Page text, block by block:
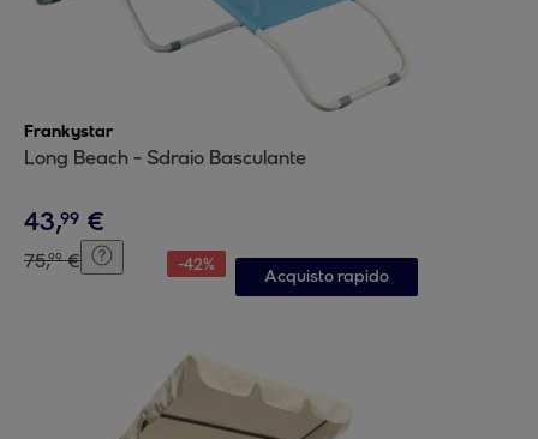
Frankystar
Long Beach - Sdraio Basculante
43,99 €
75,99 € -42%
Acquisto rapido